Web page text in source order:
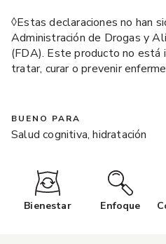
◊Estas declaraciones no han
Administración de Drogas y
(FDA). Este producto no está
tratar, curar o prevenir
BUENO PARA
Salud cognitiva, hidratación
Bienestar Enfoque